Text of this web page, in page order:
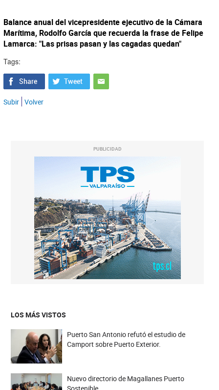
Balance anual del vicepresidente ejecutivo de la Cámara
Marítima, Rodolfo García que recuerda la frase de Felipe
Lamarca: "Las prisas pasan y las cagadas quedan"
Tags:
Subir Volver
PUBLICIDAD
LOS MÁS VISTOS
Puerto San Antonio refutó el estudio de
Camport sobre Puerto Exterior.
Nuevo directorio de Magallanes Puerto